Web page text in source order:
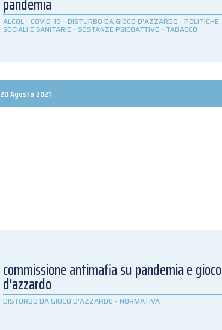
pandemia
ALCOL -COVID-19 -DISTURBO DA GIOCO D'AZZARDO -POLITICHE
SOCIALI E SANITARIE -SOSTANZE PSICOATTIVE - TABACCO
20 Agosto 2021
commissione antimafia su pandemia e gioco
d'azzardo
DISTURBO DA GIOCO D'AZZARDO -NORMATIVA